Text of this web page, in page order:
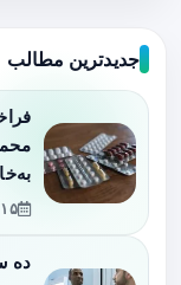
جدیدترین مطالب
ده